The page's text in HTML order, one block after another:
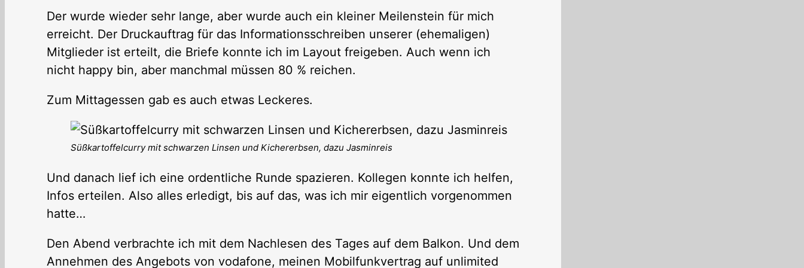
Der wurde wieder sehr lange, aber wurde auch ein kleiner Meilenstein für mich
erreicht. Der Druckauftrag für das Informationsschreiben unserer (ehemaligen)
Mitglieder ist erteilt, die Briefe konnte ich im Layout freigeben. Auch wenn ich
nicht happy bin, aber manchmal müssen 80 % reichen.
Zum Mittagessen gab es auch etwas Leckeres.
Süßkartoffelcurry mit schwarzen Linsen und Kichererbsen, dazu Jasminreis
Und danach lief ich eine ordentliche Runde spazieren. Kollegen konnte ich helfen,
Infos erteilen. Also alles erledigt, bis auf das, was ich mir eigentlich vorgenommen
hatte…
Den Abend verbrachte ich mit dem Nachlesen des Tages auf dem Balkon. Und dem
Annehmen des Angebots von vodafone, meinen Mobilfunkvertrag auf unlimited